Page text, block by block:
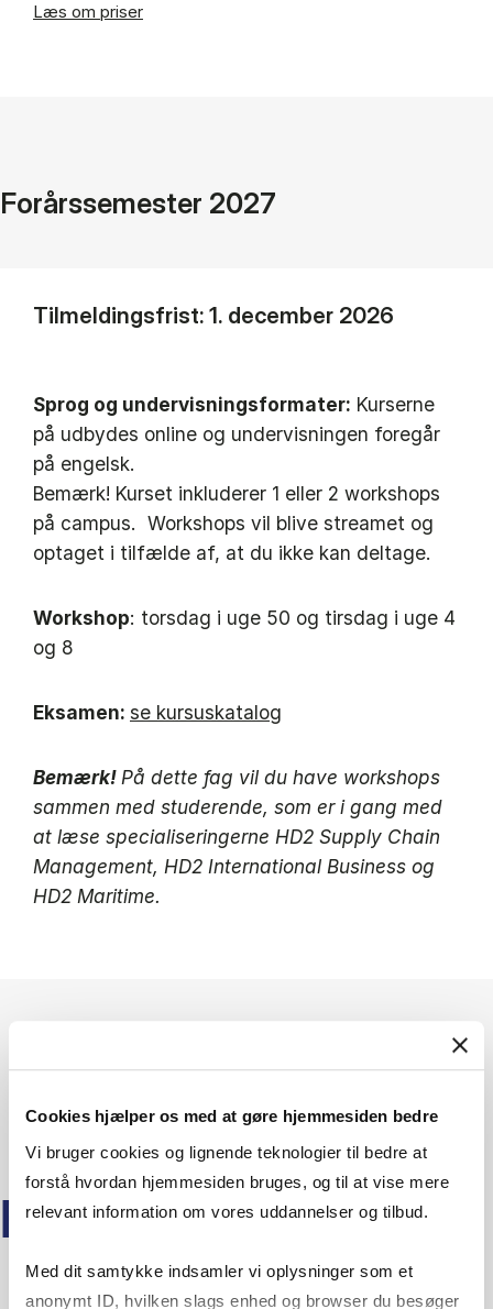
Cookies hjælper os med at gøre hjemmesiden bedre
Vi bruger cookies og lignende teknologier til bedre at
forstå hvordan hjemmesiden bruges, og til at vise mere
relevant information om vores uddannelser og tilbud.
Med dit samtykke indsamler vi oplysninger som et
anonymt ID, hvilken slags enhed og browser du besøger
Læs om priser
Forårssemester 2027
Tilmeldingsfrist: 1. december 2026
Sprog og undervisningsformater: Kurserne
på udbydes online og undervisningen foregår
på engelsk.
Bemærk! Kurset inkluderer 1 eller 2 workshops
på campus. Workshops vil blive streamet og
optaget i tilfælde af, at du ikke kan deltage.
Workshop: torsdag i uge 50 og tirsdag i uge 4
og 8
Eksamen: se kursuskatalog
Bemærk!På dette fag vil du have workshops
sammen med studerende, som er i gang med
at læse specialiseringerne HD2 Supply Chain
Management, HD2 International Business og
HD2 Maritime.
FLERE KURSER PÅ HD